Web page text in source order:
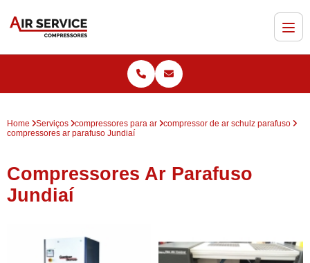
Home Serviços compressores para ar
compressor de ar schulz parafuso
compressores ar parafuso Jundiaí
Compressores Ar Parafuso
Jundiaí